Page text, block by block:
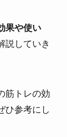
果や使い
説していき
筋トレの効
ひ参考にし